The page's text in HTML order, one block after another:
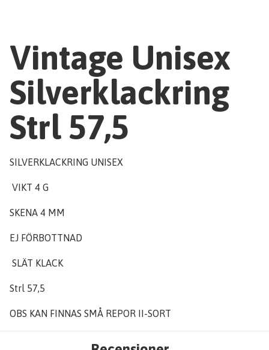
Vintage Unisex
Silverklackring
Strl 57,5
SILVERKLACKRING UNISEX
VIKT 4 G
SKENA 4 MM
EJ FÖRBOTTNAD
SLÄT KLACK
Strl 57,5
OBS KAN FINNAS SMÅ REPOR II-SORT